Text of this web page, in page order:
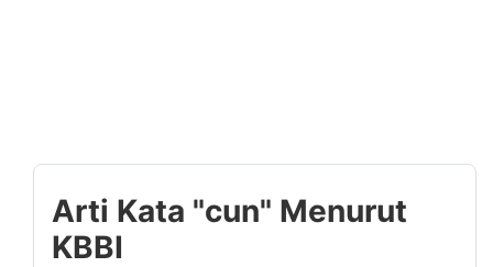
Arti Kata "cun" Menurut
KBBI